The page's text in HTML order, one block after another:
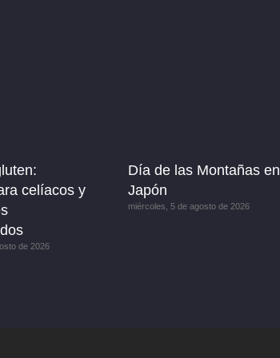
celíacos y
de 2026
Día de las Montañas en
Japón
miércoles, 5 de agosto de 2026